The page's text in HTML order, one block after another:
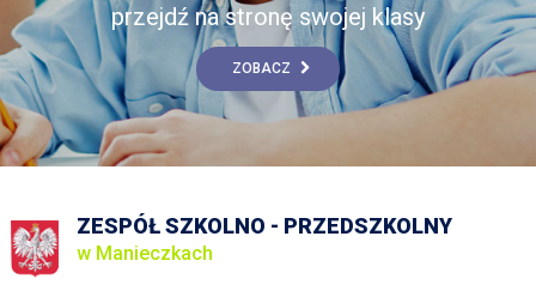
przejdź na stronę swojej klasy
ZOBACZ
ZESPÓŁ SZKOLNO - PRZEDSZKOLNY
w Manieczkach